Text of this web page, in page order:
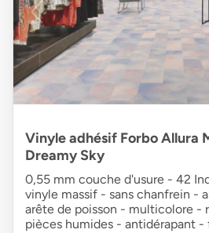
Vinyle adhésif Forbo Allura
Dreamy Sky
0,55 mm couche d'usure - 42
vinyle massif - sans chanfrein -
arête de poisson - multicolore -
pièces humides - antidérapant